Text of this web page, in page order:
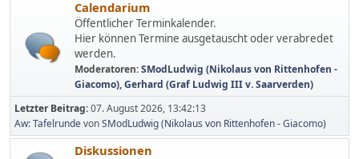
Calendarium
Öffentlicher Terminkalender.
Hier können Termine ausgetauscht oder verabredet
werden.
Moderatoren:SModLudwig (Nikolaus von Rittenhofen -
Giacomo),Gerhard (Graf Ludwig III v. Saarverden)
Letzter Beitrag:07. August 2026, 13:42:13
Aw: TafelrundevonSModLudwig (Nikolaus von Rittenhofen - Giacomo)
Diskussionen